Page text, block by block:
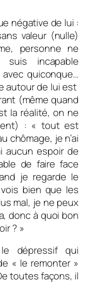
négative de lui :
valeur (nulle)
personne ne
incapable
quiconque…
autour de lui est
(même quand
la réalité, on ne
: « tout est
chômage, je n’ai
aucun espoir de
de faire face
je regarde le
bien que les
mal, je ne peux
donc à quoi bon
? »
dépressif qui
« le remonter »
toutes façons, il